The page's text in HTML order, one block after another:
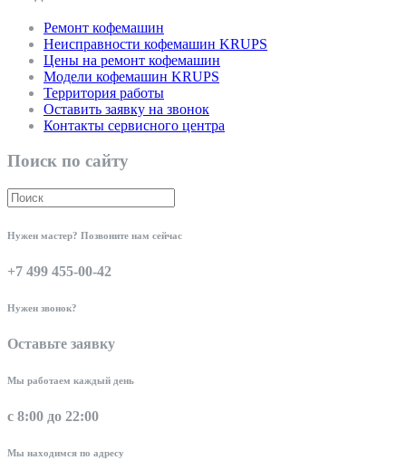
Ремонт кофемашин
Неисправности кофемашин KRUPS
Цены на ремонт кофемашин
Модели кофемашин KRUPS
Территория работы
Оставить заявку на звонок
Контакты сервисного центра
Поиск по сайту
Нужен мастер? Позвоните нам сейчас
+7 499 455-00-42
Нужен звонок?
Оставьте заявку
Мы работаем каждый день
с 8:00 до 22:00
Мы находимся по адресу